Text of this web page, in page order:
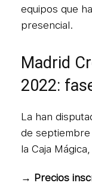
equipos que
presencial.
Madrid
2022:
La han
de septiembre
la Caja
→ Precios